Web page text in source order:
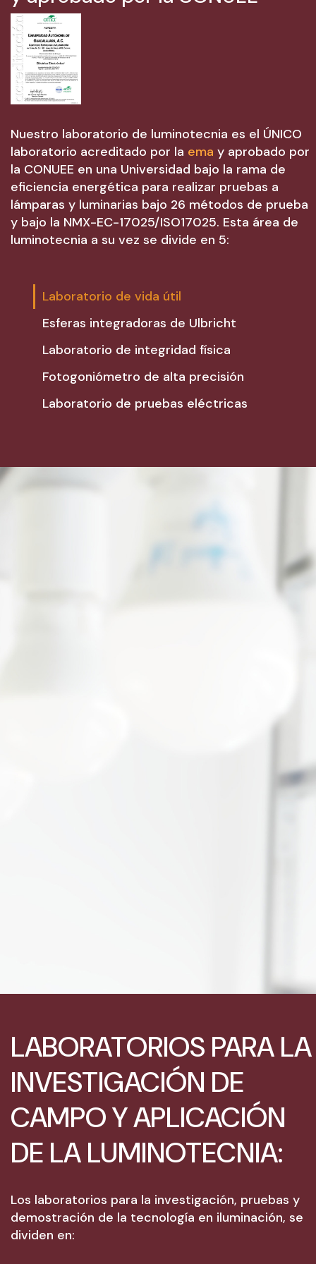
Nuestro laboratorio de luminotecnia es el ÚNICO
laboratorio acreditado por la ema y aprobado por
la CONUEE en una Universidad bajo la rama de
eficiencia energética para realizar pruebas a
lámparas y luminarias bajo 26 métodos de prueba
y bajo la NMX-EC-17025/ISO17025. Esta área de
luminotecnia a su vez se divide en 5:
Laboratorio de vida útil
Esferas integradoras de Ulbricht
Laboratorio de integridad física
Fotogoniómetro de alta precisión
Laboratorio de pruebas eléctricas
LABORATORIOS PARA LA
INVESTIGACIÓN DE
CAMPO Y APLICACIÓN
DE LA LUMINOTECNIA:
Los laboratorios para la investigación, pruebas y
demostración de la tecnología en iluminación, se
dividen en: